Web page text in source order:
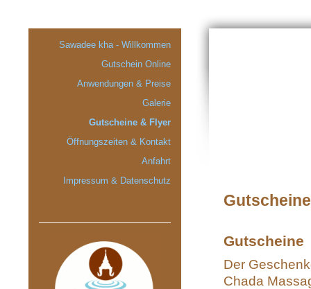
Sawadee kha - Willkommen
Gutschein Online
Anwendungen & Preise
Galerie
Gutscheine & Flyer
Öffnungszeiten & Kontakt
Anfahrt
Impressum & Datenschutz
Gutscheine
Der
Chada